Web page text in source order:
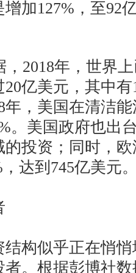
加127%，至92
年，世界上
亿美元，其中
年，美国在清洁
。美国政府也出
投资；同时，
达到745亿美元
构似乎正在悄悄
。根据彭博社